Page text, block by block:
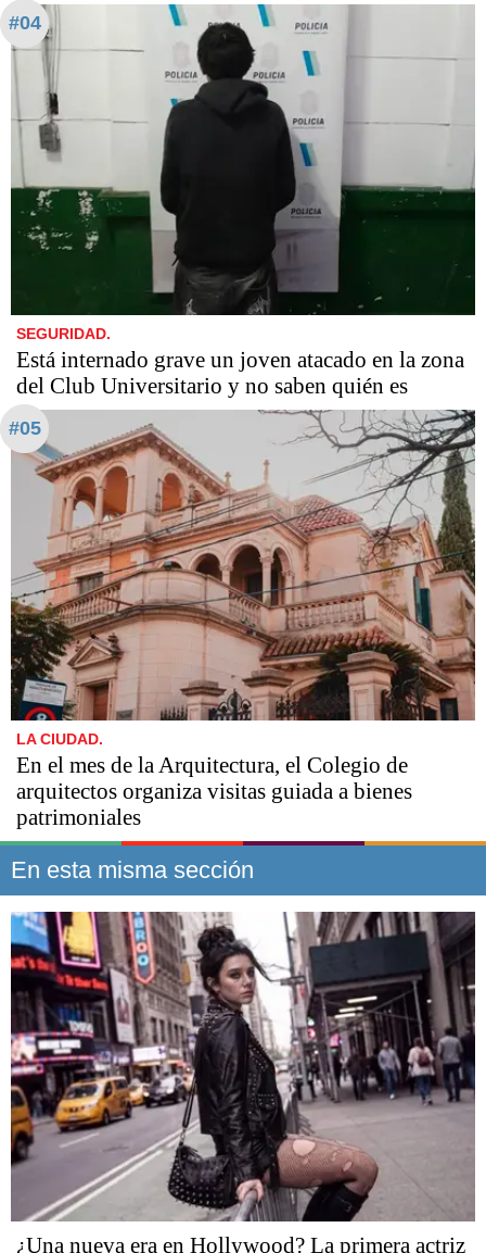
#04
SEGURIDAD.
Está internado grave un joven atacado en la zona
del Club Universitario y no saben quién es
#05
LA CIUDAD.
En el mes de la Arquitectura, el Colegio de
arquitectos organiza visitas guiada a bienes
patrimoniales
En esta misma sección
¿Una nueva era en Hollywood? La primera actriz